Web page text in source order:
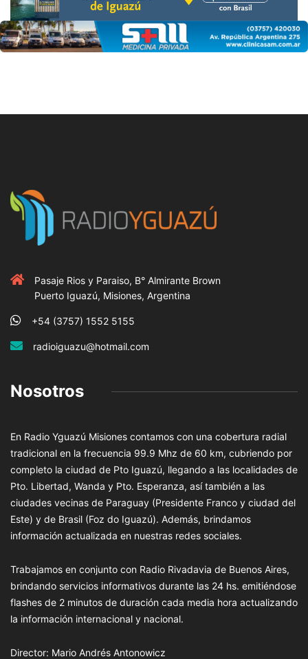
Pasaje Rios y Paraiso, B° Almirante Brown
Puerto Iguazú, Misiones, Argentina
+54 (3757) 1552 5155
radioiguazu@hotmail.com
Nosotros
En Radio Yguazú Misiones contamos con una cobertura radial
tradicional en la frecuencia 99.9 Mhz de 60 km, cubriendo por
completo la ciudad de Pto Iguazú, llegando a las localidades de
Pto. Libertad, Wanda y Pto. Esperanza, así también a las
ciudades vecinas de Paraguay (Presidente Franco y ciudad del
Este) y de Brasil (Foz do Iguazú). Además, brindamos
información actualizada en nuestras redes sociales.
Trabajamos en conjunto con Radio Rivadavia de Buenos Aires,
brindando servicios informativos durante las 24 hs. emitiéndose
flashes de 2 minutos de duración cada media hora actualizando
la información internacional y nacional.
Director: Mario Andrés Antonowicz